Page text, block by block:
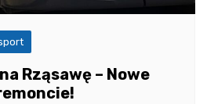
Rząsawę – Nowe